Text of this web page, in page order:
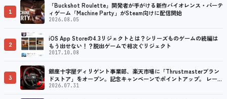
1
「Buckshot Roulette」開発者が手がける新作バイオレンス・パーテ
ィゲーム「Machine Party」がSteam向けに配信開始
2026.08.05
2
iOS App Storeの4.3リジェクトとは？シリーズものゲームの続編は
もう出せない！？脱出ゲームで相次ぐリジェクト
2017.10.08
3
銀座十字屋ディリゲント事業部、楽天市場に「Thrustmasterブラン
ドストア」をオープン。記念キャンペーンでポイントアップ。 レーシ
ング／フライトシム向けコントローラーを中心に、幅広くラインナッ
2026.07.31